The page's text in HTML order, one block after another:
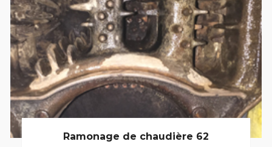
Ramonage de chaudière 62